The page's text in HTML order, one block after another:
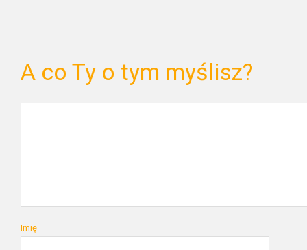
A co Ty o tym myślisz?
Imię